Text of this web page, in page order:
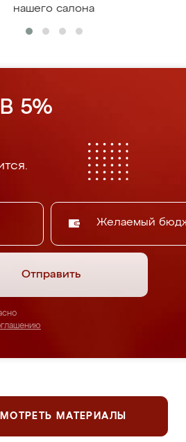
нашего салона
5%
Желаемый
Отправить
МАТЕРИАЛЫ